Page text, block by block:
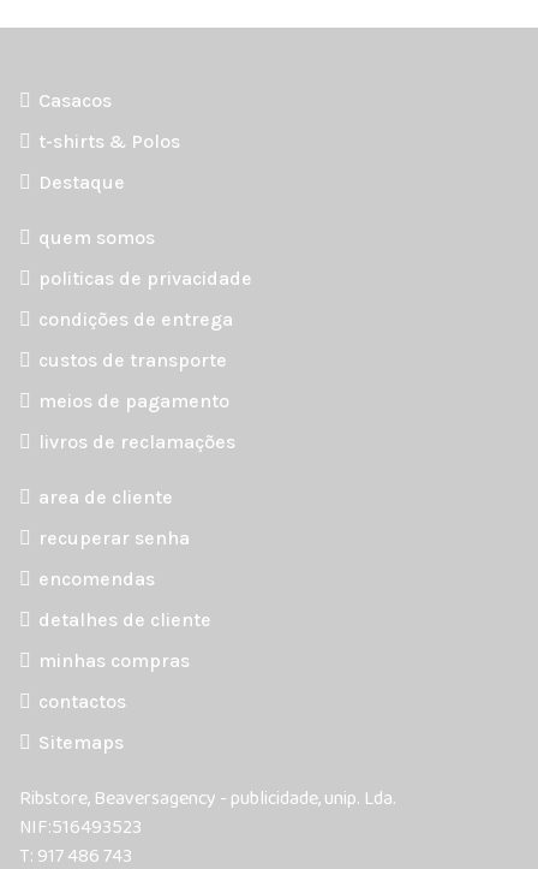
Casacos
t-shirts & Polos
Destaque
quem somos
politicas de privacidade
condições de entrega
custos de transporte
meios de pagamento
livros de reclamações
area de cliente
recuperar senha
encomendas
detalhes de cliente
minhas compras
contactos
Sitemaps
Ribstore, Beaversagency - publicidade, unip. Lda.
NIF:516493523
T: 917 486 743